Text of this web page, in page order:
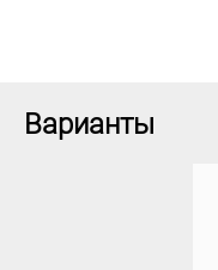
Варианты